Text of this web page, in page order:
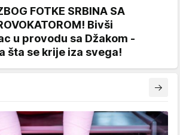
FOTKE SRBINA SA
Bivši
u provodu sa Džakom -
šta se krije iza svega!